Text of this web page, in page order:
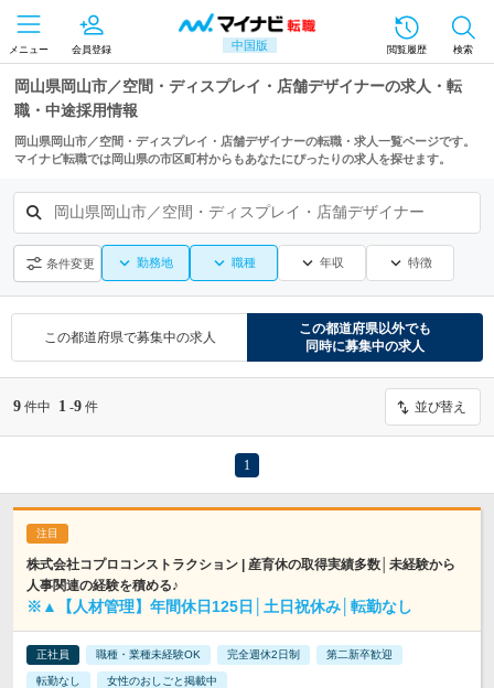
中国版
メニュー 会員登録 閲覧履歴 検索
岡山県岡山市／空間・ディスプレイ・店舗デザイナーの求人・転
職・中途採用情報
岡山県岡山市／空間・ディスプレイ・店舗デザイナーの転職・求人一覧ページです。
マイナビ転職では岡山県の市区町村からもあなたにぴったりの求人を探せます。
岡山県岡山市／空間・ディスプレイ・店舗デザイナー
条件変更 勤務地 職種 年収 特徴
この都道府県で募集中の求人
この都道府県以外でも
同時に募集中の求人
9 件中 1 -9 件 並び替え
1
株式会社コプロコンストラクション | 産育休の取得実績多数│未経験から
人事関連の経験を積める♪
※▲【人材管理】年間休日125日│土日祝休み│転勤なし
正社員 職種・業種未経験OK 完全週休2日制 第二新卒歓迎
転勤なし 女性のおしごと掲載中